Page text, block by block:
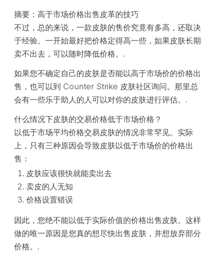
摘要：高于市场价格出售皮革的技巧
不过，总的来说，一款皮肤的售价究竟有多高，还取决
于经验。一开始最好把价格定得高一些，如果皮肤长期
卖不出去，可以随时降低价格。.
如果您不确定自己的皮肤是否能以高于市场价的价格出
售，也可以到 Counter Strike 皮肤社区询问。那里总
会有一些乐于助人的人可以对你的皮肤进行评估。.
什么情况下皮肤的交易价格低于市场价格？
以低于市场平均价格交易皮肤的情况非常罕见。实际
上，只有三种原因会导致皮肤以低于市场价的价格出
售：
皮肤应该很快就能卖出去
卖皮的人无知
价格设置错误
因此，您绝不能以低于实际价值的价格出售皮肤。这样
做的唯一原因是您真的想尽快出售皮肤，并想放弃部分
价格。.